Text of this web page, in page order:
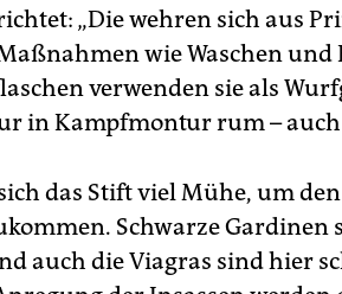
„Die wehren sich aus
wie Waschen
verwenden sie als
in Kampfmontur rum – auch
das Stift viel Mühe, um
Schwarze Gardinen
auch die Viagras sind hier